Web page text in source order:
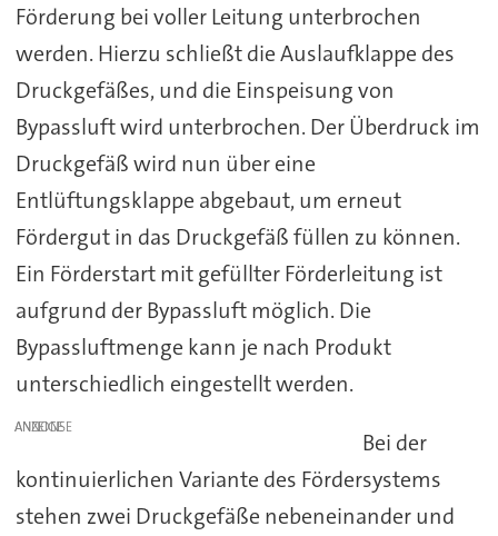
Förderung bei voller Leitung unterbrochen
werden. Hierzu schließt die Auslaufklappe des
Druckgefäßes, und die Einspeisung von
Bypassluft wird unterbrochen. Der Überdruck im
Druckgefäß wird nun über eine
Entlüftungsklappe abgebaut, um erneut
Fördergut in das Druckgefäß füllen zu können.
Ein Förderstart mit gefüllter Förderleitung ist
aufgrund der Bypassluft möglich. Die
Bypassluftmenge kann je nach Produkt
unterschiedlich eingestellt werden.
ANZEIGE
Bei der
kontinuierlichen Variante des Fördersystems
stehen zwei Druckgefäße nebeneinander und